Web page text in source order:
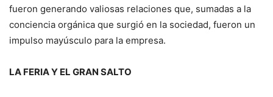
fueron generando valiosas relaciones que, sumadas a la
conciencia orgánica que surgió en la sociedad, fueron un
impulso mayúsculo para la empresa.
LA FERIA Y EL GRAN SALTO